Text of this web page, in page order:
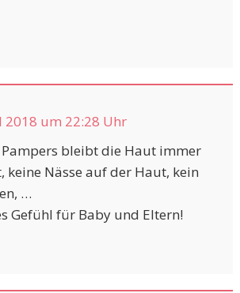
2018 um 22:28 Uhr
bleibt die Haut immer
keine Nässe auf der Haut, kein
…
Gefühl für Baby und Eltern!